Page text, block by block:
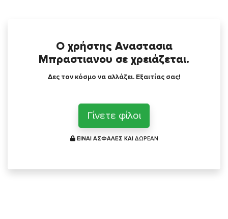
Ο χρήστης Αναστασια
Μπραστιανου σε χρειάζεται.
Δες τον κόσμο να αλλάζει. Εξαιτίας σας!
Γίνετε φίλοι
ΕΙΝΑΙ ΑΣΦΑΛΕΣ ΚΑΙ ΔΩΡΕΑΝ